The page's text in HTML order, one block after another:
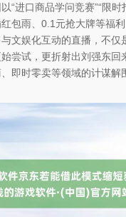
“进口商品学问竞赛”“限时
包雨、0.1元抢大牌等福
文娱化互动的直播，不仅
尝试，更折射出刘强东回
即时零卖等领域的计谋解